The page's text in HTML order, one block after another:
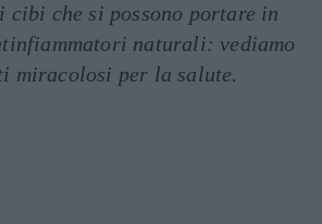
cibi che si possono portare in
naturali: vediamo
miracolosi per la salute.